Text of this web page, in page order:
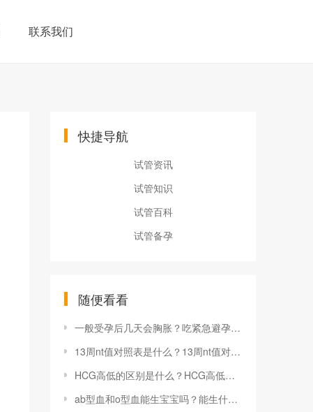
联系我们
快捷导航
试管资讯
试管知识
试管百科
试管备孕
随便看看
一般受孕后几天会胸胀？吃紧急避孕药后胸胀是什么原因？
13周nt值对照表是什么？13周nt值对照表怎么用？
HCG高低的区别是什么？HCG高低对身体的影响有哪些？
ab型血和o型血能生宝宝吗？能生什么血型的宝宝？